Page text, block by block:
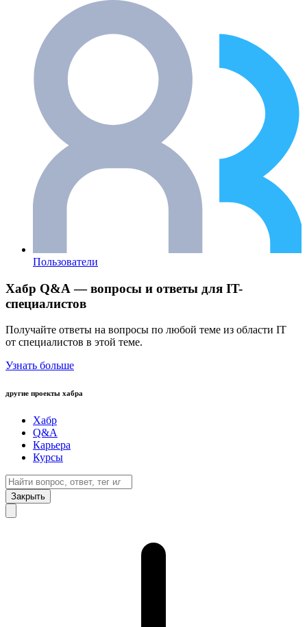
Пользователи
Хабр Q&A — вопросы и ответы для IT-
специалистов
Получайте ответы на вопросы по любой теме из области IT
от специалистов в этой теме.
Узнать больше
другие проекты хабра
Хабр
Q&A
Карьера
Курсы
Закрыть